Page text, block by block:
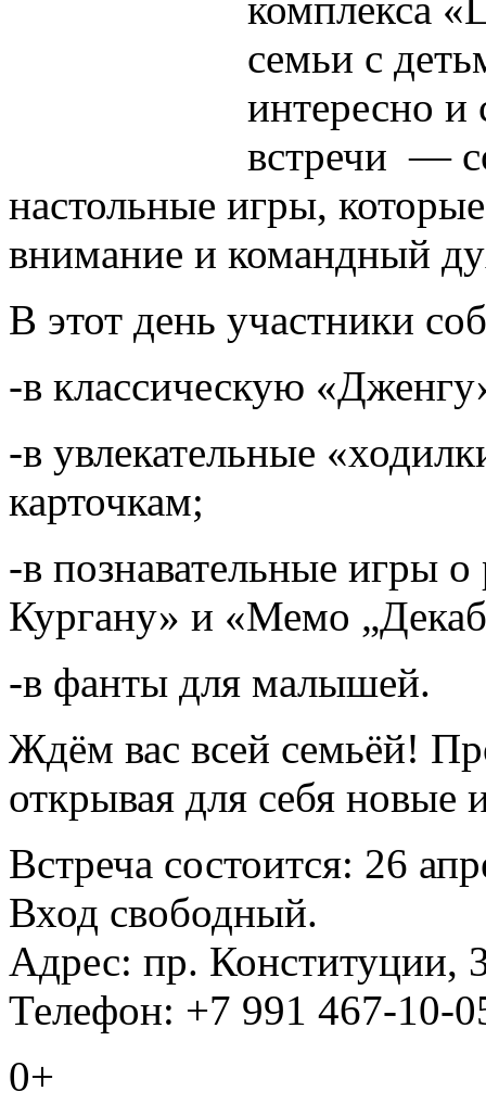
семьи с
интересно и
встречи —
настольные игры,
внимание и командный
В этот день участники
-в классическую
-в увлекательные
карточкам;
-в познавательные игры
Кургану» и «Мемо
-в фанты для малышей.
Ждём вас всей семьёй!
открывая для себя
Встреча состоится: 26
Вход свободный.
Адрес: пр. Конституции,
Телефон: +7 991 467-10-
0+